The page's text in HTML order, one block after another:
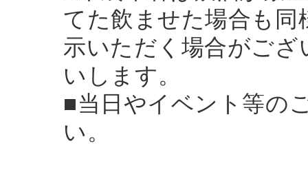
てた飲ませた場合も
示いただく場合がご
いします。
■当日やイベント等の
い。